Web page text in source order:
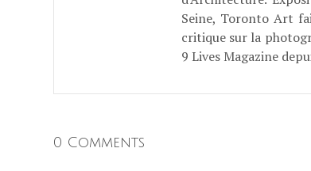
Seine, Toronto Art
critique sur la
9 Lives Magazine
0 Comments